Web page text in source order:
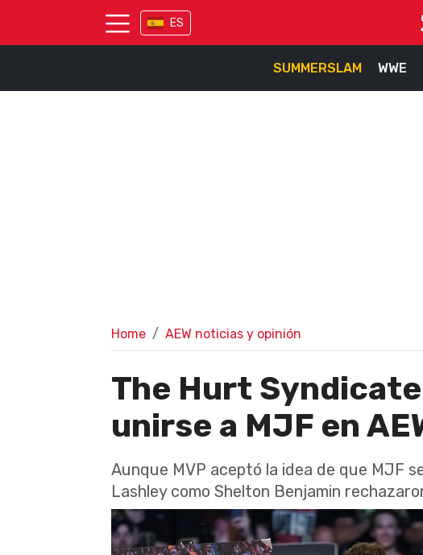
ES
SUMMERSLAM WWE
Home AEW noticias y opinión
The Hurt
unirse a MJF en
Aunque MVP aceptó la idea de que MJF
Lashley como Shelton Benjamin